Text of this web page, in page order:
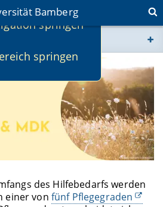
springen
springen
Bamberg
bamberg.de
bamberg.de
bamberg.de
des Hilfebedarfs werden
einer von fünf Pflegegraden